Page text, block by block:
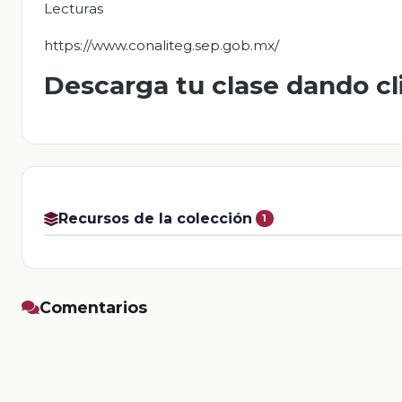
Lecturas
https://www.conaliteg.sep.gob.mx/
Descarga tu clase dando
Recursos de la colección 1
Comentarios